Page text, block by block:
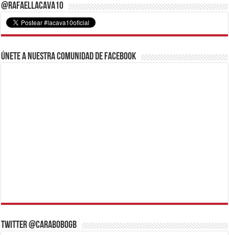
@RafaelLacava10
Únete a nuestra comunidad de Facebook
Twitter @CaraboboGB